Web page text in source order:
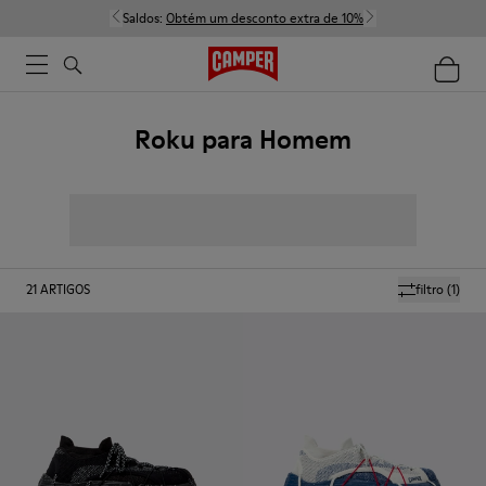
Saldos: Obtém um desconto extra de 10%
Roku para Homem
filtro(1)
21ARTIGOS